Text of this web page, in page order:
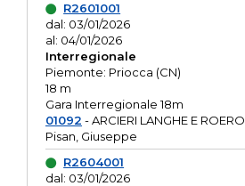
R2601001
dal: 03/01/2026
al: 04/01/2026
Interregionale
Piemonte: Priocca (CN)
18 m
Gara Interregionale 18m
01092 - ARCIERI LANGHE E ROERO
Pisan, Giuseppe
R2604001
dal: 03/01/2026